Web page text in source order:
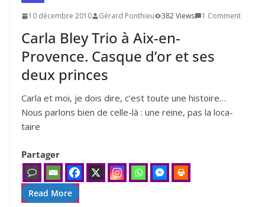
10 décembre 2010 Gérard Ponthieu 382 Views 1 Comment
Carla Bley Trio à Aix-en-
Provence. Casque d’or et ses
deux princes
Carla et moi, je dois dire, c’est toute une his­toire…
Nous par­lons bien de celle-là : une reine, pas la loca­
taire
Partager
Read More